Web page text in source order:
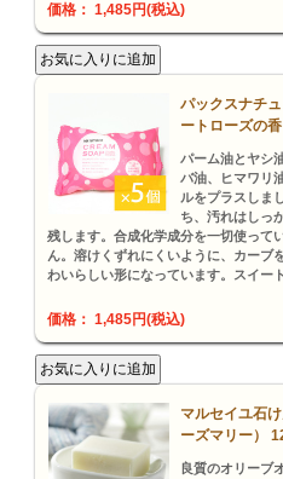
価格： 1,485円(税込)
パックスナチ
ートローズの
パーム油とヤシ
バ油、ヒマワリ
ルをプラスしま
ち、汚れはしっ
残します。合成化学成分を一切使って
ん。溶けくずれにくいように、カーブ
わいらしい形になっています。スイー
価格： 1,485円(税込)
マルセイユ石
ーズマリー）
良質のオリーブ